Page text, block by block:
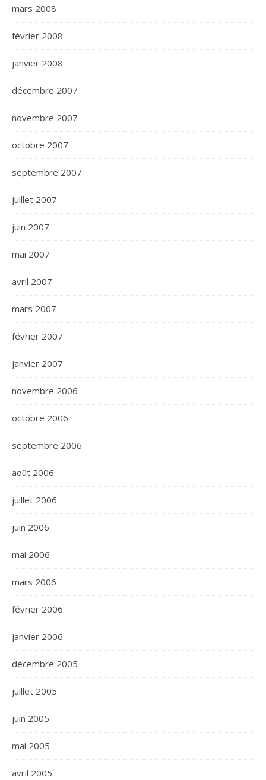
mars 2008
février 2008
janvier 2008
décembre 2007
novembre 2007
octobre 2007
septembre 2007
juillet 2007
juin 2007
mai 2007
avril 2007
mars 2007
février 2007
janvier 2007
novembre 2006
octobre 2006
septembre 2006
août 2006
juillet 2006
juin 2006
mai 2006
mars 2006
février 2006
janvier 2006
décembre 2005
juillet 2005
juin 2005
mai 2005
avril 2005